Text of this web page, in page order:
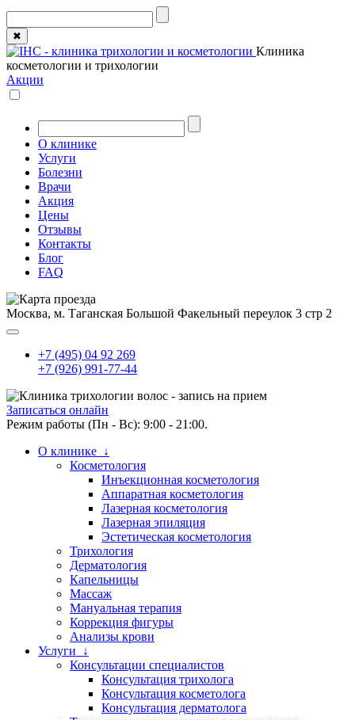
✖
Клиника
косметологии и трихологии
Акции
О клинике
Услуги
Болезни
Врачи
Акция
Цены
Отзывы
Контакты
Блог
FAQ
Москва, м. Таганская Большой Факельный переулок 3 стр 2
+7 (495) 04 92 269
+7 (926) 991-77-44
Записаться онлайн
Режим работы (Пн - Вс): 9:00 - 21:00.
О клинике ↓
Косметология
Инъекционная косметология
Аппаратная косметология
Лазерная косметология
Лазерная эпиляция
Эстетическая косметология
Трихология
Дерматология
Капельницы
Массаж
Мануальная терапия
Коррекция фигуры
Анализы крови
Услуги ↓
Консультации специалистов
Консультация трихолога
Консультация косметолога
Консультация дерматолога